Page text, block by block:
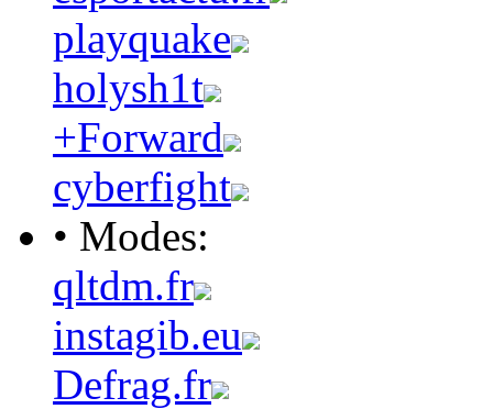
playquake
holysh1t
+Forward
cyberfight
• Modes:
qltdm.fr
instagib.eu
Defrag.fr